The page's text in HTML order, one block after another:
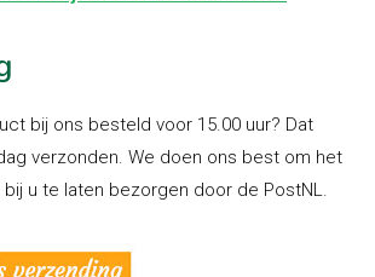
bij ons besteld voor 15.00 uur? Dat
verzonden. We doen ons best om het
u te laten bezorgen door de PostNL.